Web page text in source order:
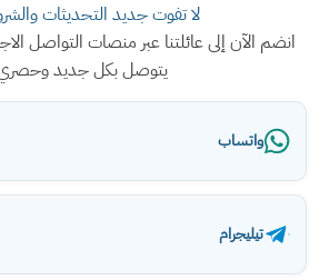
لا تفوت جديد التحديثات
انضم الآن إلى عائلتنا عبر منصات التواصل
يتوصل بكل جديد
واتساب
تيليجرام